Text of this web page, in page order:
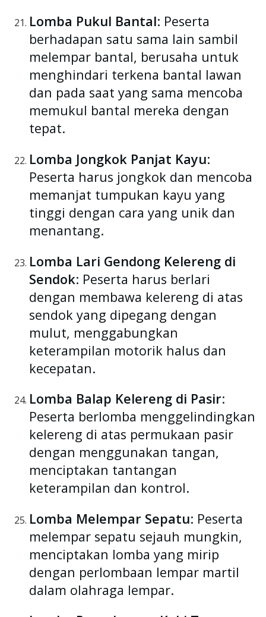
Lomba Pukul Bantal: Peserta
berhadapan satu sama lain sambil
melempar bantal, berusaha untuk
menghindari terkena bantal lawan
dan pada saat yang sama mencoba
memukul bantal mereka dengan
tepat.
Lomba Jongkok Panjat Kayu:
Peserta harus jongkok dan mencoba
memanjat tumpukan kayu yang
tinggi dengan cara yang unik dan
menantang.
Lomba Lari Gendong Kelereng di
Sendok: Peserta harus berlari
dengan membawa kelereng di atas
sendok yang dipegang dengan
mulut, menggabungkan
keterampilan motorik halus dan
kecepatan.
Lomba Balap Kelereng di Pasir:
Peserta berlomba menggelindingkan
kelereng di atas permukaan pasir
dengan menggunakan tangan,
menciptakan tantangan
keterampilan dan kontrol.
Lomba Melempar Sepatu: Peserta
melempar sepatu sejauh mungkin,
menciptakan lomba yang mirip
dengan perlombaan lempar martil
dalam olahraga lempar.